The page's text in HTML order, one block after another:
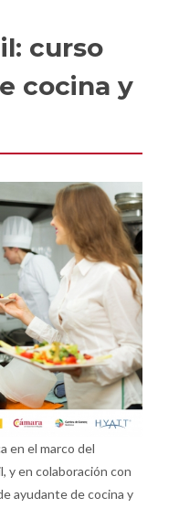
curso
cocina y
en el marco del
y en colaboración con
ayudante de cocina y